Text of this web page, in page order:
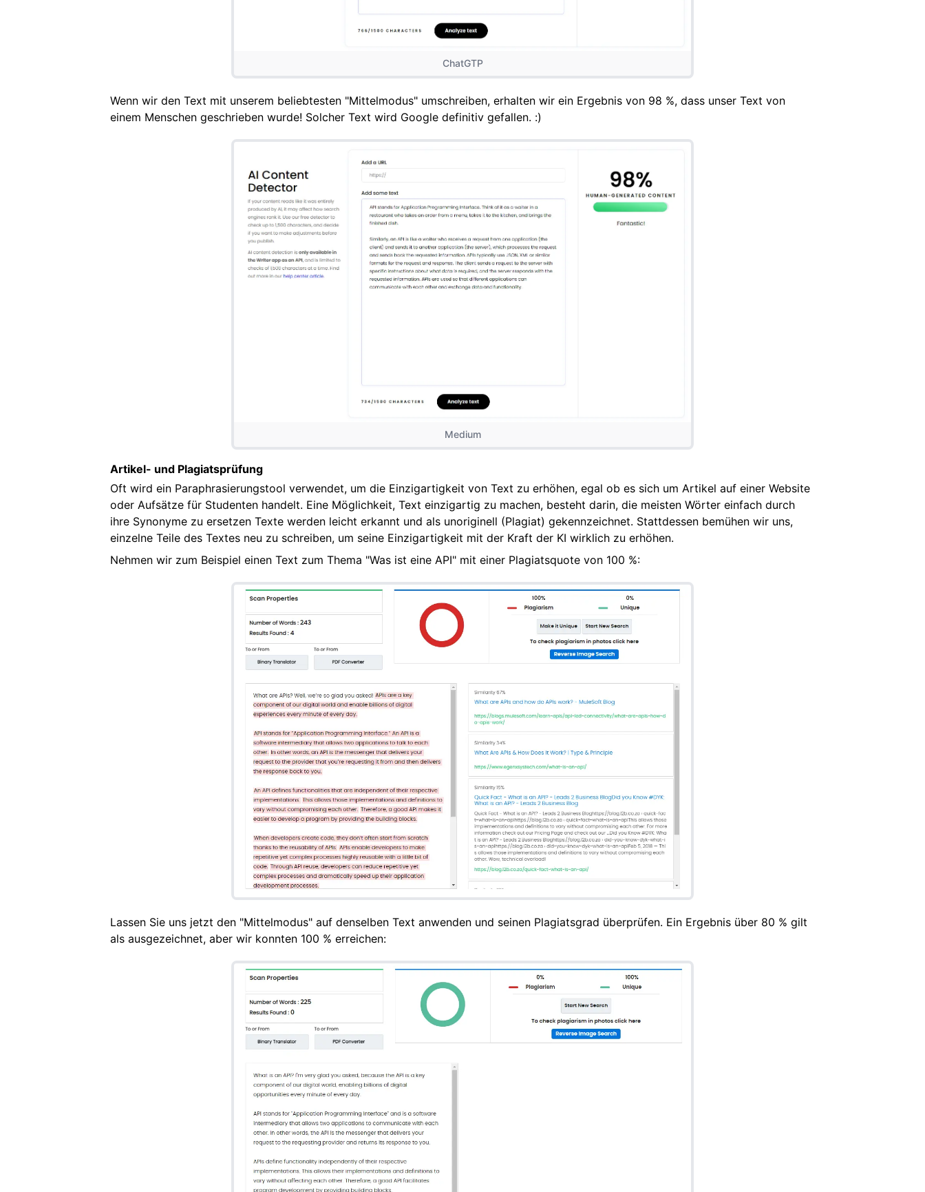
ChatGTP
Wenn wir den Text mit unserem beliebtesten "Mittelmodus" umschreiben, erhalten wir ein Ergebnis von 98 %, dass unser Text von
einem Menschen geschrieben wurde! Solcher Text wird Google definitiv gefallen. :)
Medium
Artikel- und Plagiatsprüfung
Oft wird ein Paraphrasierungstool verwendet, um die Einzigartigkeit von Text zu erhöhen, egal ob es sich um Artikel auf einer Website
oder Aufsätze für Studenten handelt. Eine Möglichkeit, Text einzigartig zu machen, besteht darin, die meisten Wörter einfach durch
ihre Synonyme zu ersetzen Texte werden leicht erkannt und als unoriginell (Plagiat) gekennzeichnet. Stattdessen bemühen wir uns,
einzelne Teile des Textes neu zu schreiben, um seine Einzigartigkeit mit der Kraft der KI wirklich zu erhöhen.
Nehmen wir zum Beispiel einen Text zum Thema "Was ist eine API" mit einer Plagiatsquote von 100 %:
Lassen Sie uns jetzt den "Mittelmodus" auf denselben Text anwenden und seinen Plagiatsgrad überprüfen. Ein Ergebnis über 80 % gilt
als ausgezeichnet, aber wir konnten 100 % erreichen: